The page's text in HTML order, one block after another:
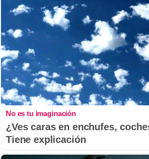
No es tu imaginación
¿Ves caras en enchufes,
Tiene explicación